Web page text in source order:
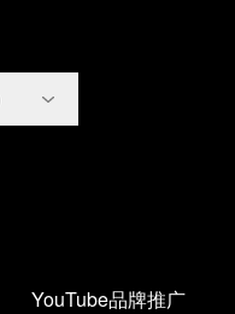
YouTube品牌推广